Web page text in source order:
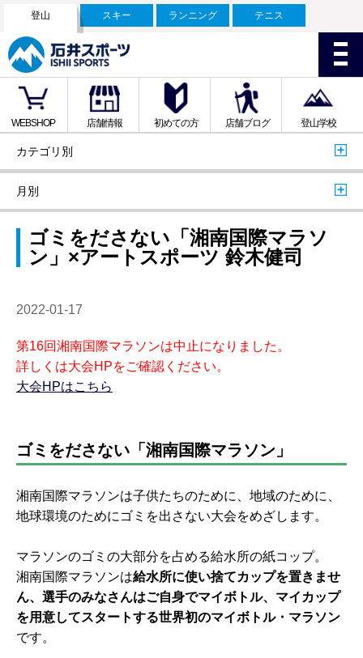
登山 スキー ランニング テニス
WEBSHOP 店舗情報 初めての方 店舗ブログ 登山学校
カテゴリ別
月別
ゴミをださない「湘南国際マラソ
ン」×アートスポーツ 鈴木健司
2022-01-17
第16回湘南国際マラソンは中止になりました。
詳しくは大会HPをご確認ください。
大会HPはこちら
ゴミをださない「湘南国際マラソン」
湘南国際マラソンは子供たちのために、地域のために、
地球環境のためにゴミを出さない大会をめざします。
マラソンのゴミの大部分を占める給水所の紙コップ。
湘南国際マラソンは給水所に使い捨てカップを置きませ
ん、選手のみなさんはご自身でマイボトル、マイカップ
を用意してスタートする世界初のマイボトル・マラソン
です。